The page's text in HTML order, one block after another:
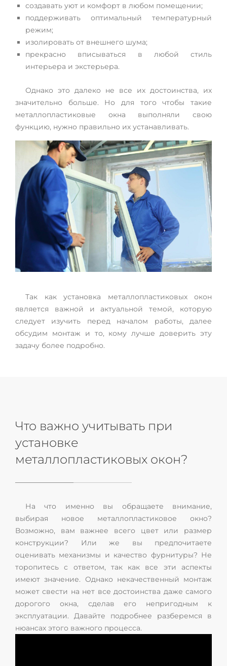
создавать уют и комфорт в любом помещении;
поддерживать оптимальный температурный
режим;
изолировать от внешнего шума;
прекрасно вписываться в любой стиль
интерьера и экстерьера.
Однако это далеко не все их достоинства, их
значительно больше. Но для того чтобы такие
металлопластиковые окна выполняли свою
функцию, нужно правильно их устанавливать.
Так как установка металлопластиковых окон
является важной и актуальной темой, которую
следует изучить перед началом работы, далее
обсудим монтаж и то, кому лучше доверить эту
задачу более подробно.
Что важно учитывать при
установке
металлопластиковых окон?
На что именно вы обращаете внимание,
выбирая новое металлопластиковое окно?
Возможно, вам важнее всего цвет или размер
конструкции? Или же вы предпочитаете
оценивать механизмы и качество фурнитуры? Не
торопитесь с ответом, так как все эти аспекты
имеют значение. Однако некачественный монтаж
может свести на нет все достоинства даже самого
дорогого окна, сделав его непригодным к
эксплуатации. Давайте подробнее разберемся в
нюансах этого важного процесса.